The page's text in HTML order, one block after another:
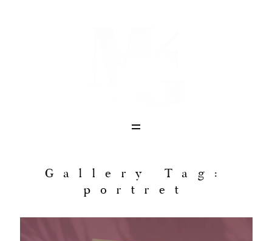
Gallery Tag:
portretKONTAKT